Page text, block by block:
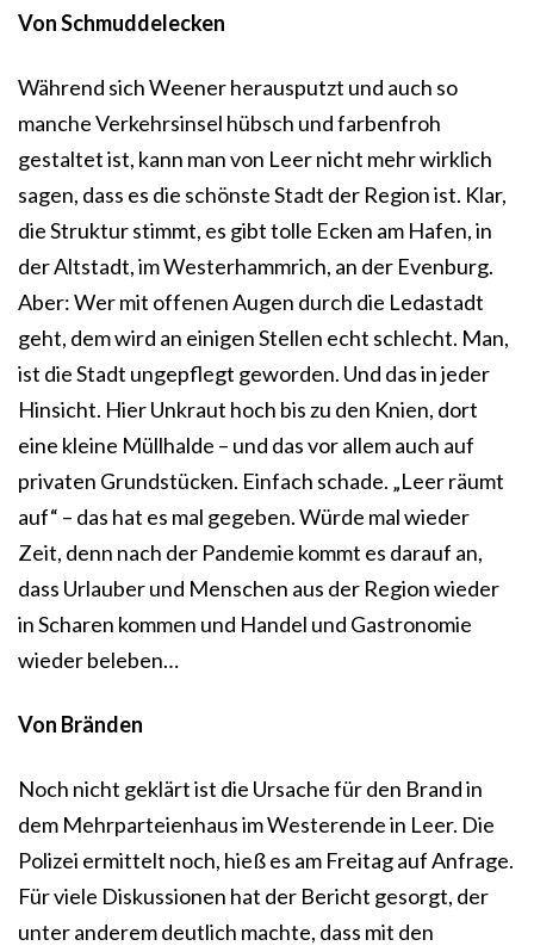
Von Schmuddelecken
Während sich Weener herausputzt und auch so
manche Verkehrsinsel hübsch und farbenfroh
gestaltet ist, kann man von Leer nicht mehr wirklich
sagen, dass es die schönste Stadt der Region ist. Klar,
die Struktur stimmt, es gibt tolle Ecken am Hafen, in
der Altstadt, im Westerhammrich, an der Evenburg.
Aber: Wer mit offenen Augen durch die Ledastadt
geht, dem wird an einigen Stellen echt schlecht. Man,
ist die Stadt ungepflegt geworden. Und das in jeder
Hinsicht. Hier Unkraut hoch bis zu den Knien, dort
eine kleine Müllhalde – und das vor allem auch auf
privaten Grundstücken. Einfach schade. „Leer räumt
auf“ – das hat es mal gegeben. Würde mal wieder
Zeit, denn nach der Pandemie kommt es darauf an,
dass Urlauber und Menschen aus der Region wieder
in Scharen kommen und Handel und Gastronomie
wieder beleben…
Von Bränden
Noch nicht geklärt ist die Ursache für den Brand in
dem Mehrparteienhaus im Westerende in Leer. Die
Polizei ermittelt noch, hieß es am Freitag auf Anfrage.
Für viele Diskussionen hat der Bericht gesorgt, der
unter anderem deutlich machte, dass mit den